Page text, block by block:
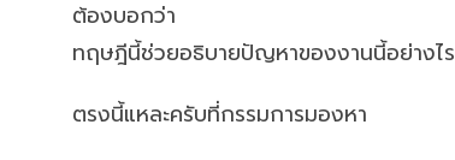
ต้องบอกว่า
ทฤษฎีนี้ช่วยอธิบายปัญหาของงานนี้อย่างไร
ตรงนี้แหละครับที่กรรมการมองหา